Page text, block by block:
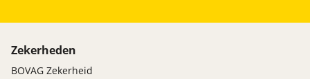
Zekerheden
BOVAG Zekerheid